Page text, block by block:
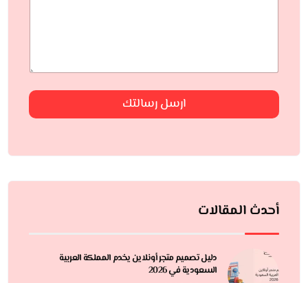
ارسل رسالتك
أحدث المقالات
دليل تصميم متجر أونلاين يخدم المملكة العربية
السعودية في 2026